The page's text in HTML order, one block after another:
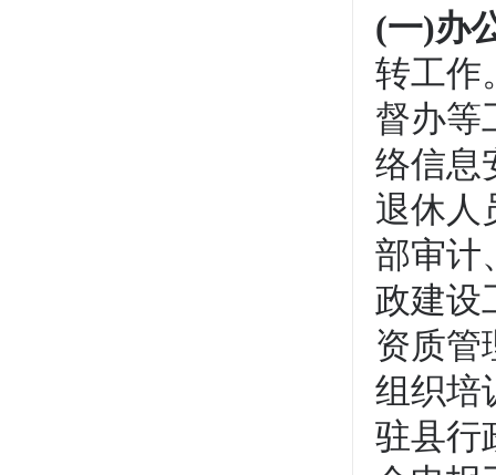
(一)办
转工作
督办等
络信息
退休人
部审计
政建设
资质管
组织培
驻县行